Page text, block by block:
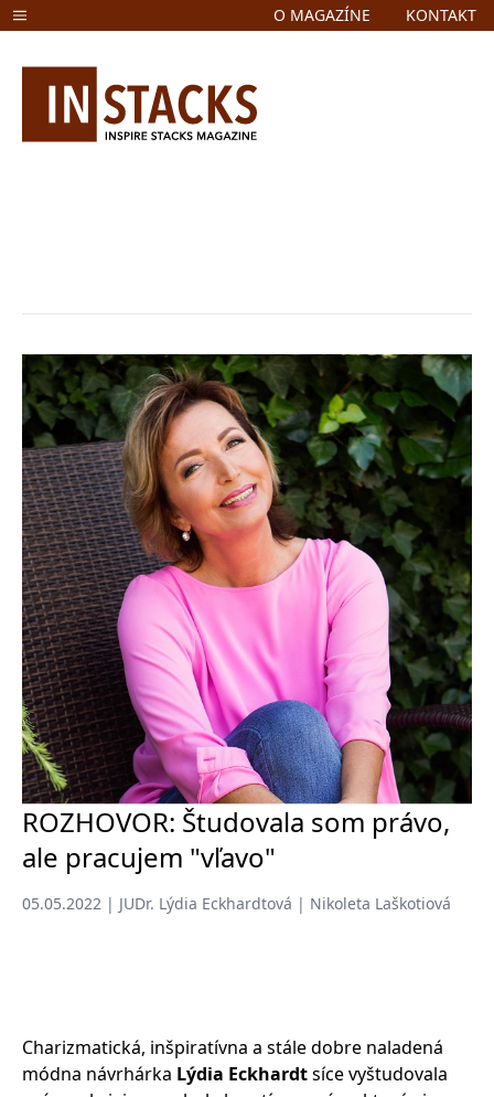
O MAGAZÍNE KONTAKT
ROZHOVOR: Študovala som právo,
ale pracujem "vľavo"
05.05.2022 | JUDr. Lýdia Eckhardtová | Nikoleta Laškotiová
Charizmatická, inšpiratívna a stále dobre naladená
módna návrhárka Lýdia Eckhardtsíce vyštudovala